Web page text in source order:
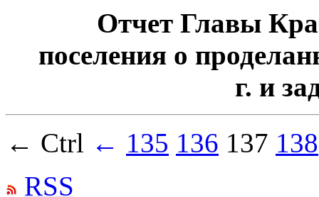
Отчет Главы
поселения о
г. и
← Ctrl ← 135 136 137 138
RSS